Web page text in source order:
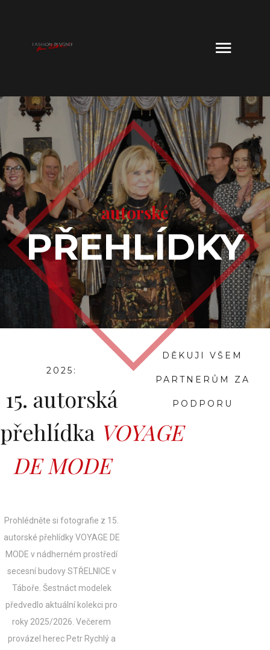
autorské
PŘEHLÍDKY
2025:
15. autorská
přehlídka VOYAGE
DE MODE
Prohlédněte si fotografie z 15.
autorské přehlídky VOYAGE DE
MODE v nádherném prostředí
secesní budovy STŘELNICE v
Táboře. Šestnáct modelek
předvedlo aktuální kolekci pro
roky 2025/2026. Večerem
provázel herec Petr Rychlý a
DĚKUJI VŠEM
PARTNERŮM ZA
PODPORU